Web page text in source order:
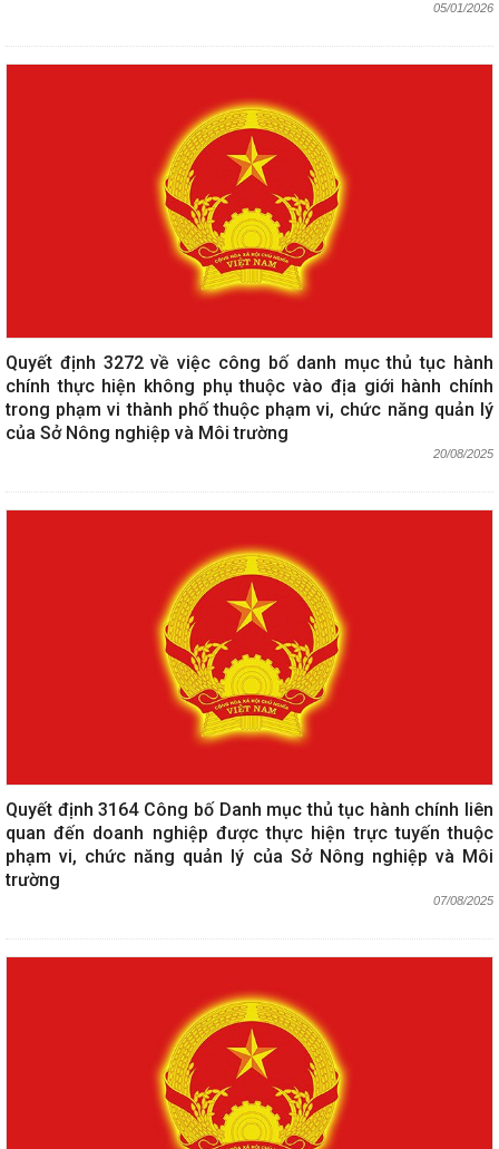
05/01/2026
Quyết định 3272 về việc công bố danh mục thủ tục hành
chính thực hiện không phụ thuộc vào địa giới hành chính
trong phạm vi thành phố thuộc phạm vi, chức năng quản lý
của Sở Nông nghiệp và Môi trường
20/08/2025
Quyết định 3164 Công bố Danh mục thủ tục hành chính liên
quan đến doanh nghiệp được thực hiện trực tuyến thuộc
phạm vi, chức năng quản lý của Sở Nông nghiệp và Môi
trường
07/08/2025